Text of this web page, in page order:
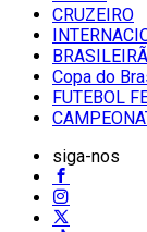
CRUZEIRO
Copa do
FUTEBOL
siga-nos